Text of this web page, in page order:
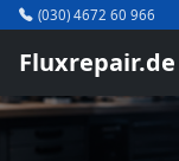
(030) 4672 60 966
Fluxrepair.de